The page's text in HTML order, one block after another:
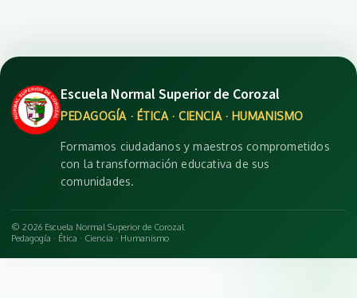
Escuela Normal Superior de Corozal
PEDAGOGÍA · ÉTICA · CIENCIA · HUMANISMO
Formamos ciudadanos y maestros comprometidos
con la transformación educativa de sus
comunidades.
© 2026 Escuela Normal Superior de Corozal
Pedagogía · Ética · Ciencia · Humanismo